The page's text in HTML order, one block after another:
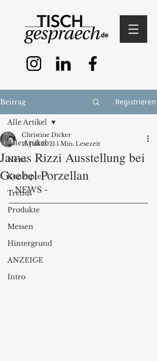
Beitrag Registrieren
Alle Artikel
News
Konzepte
Trends
Produkte
Messen
Hintergrund
ANZEIGE
Intro
Alle Artikel
James Rizzi Ausstellung bei
Goebel Porzellan
Christine Dicker
11. Juli 2021 1 Min. Lesezeit
- NEWS -